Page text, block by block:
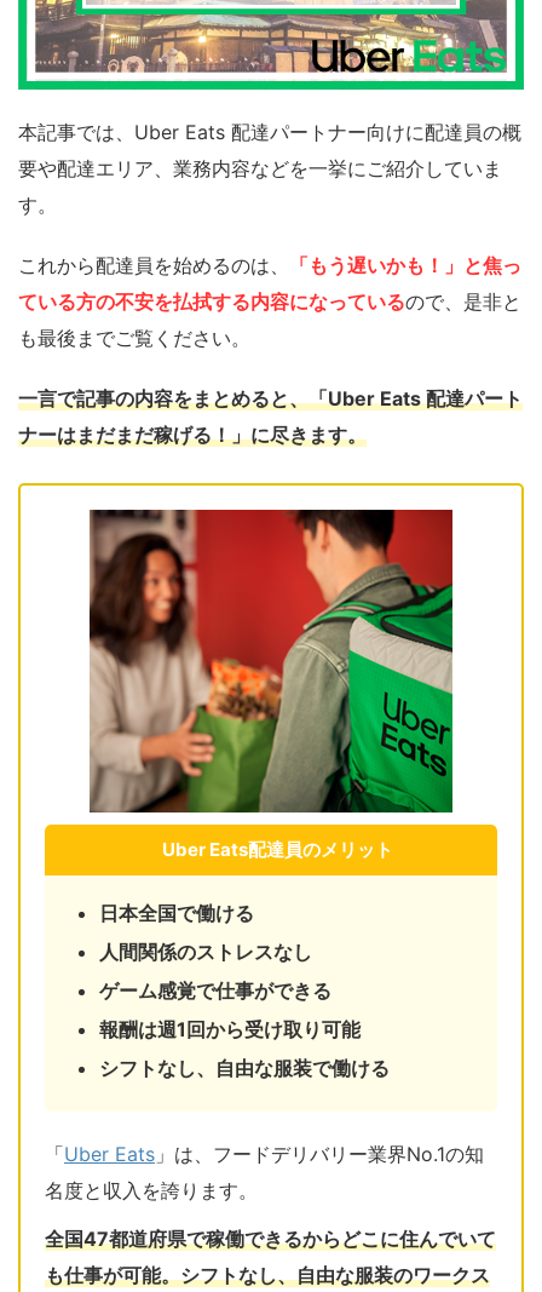
本記事では、Uber Eats 配達パートナー向けに配達員の概
要や配達エリア、業務内容などを一挙にご紹介していま
す。
これから配達員を始めるのは、
「もう遅いかも！」と焦っ
ている方の不安を払拭する内容になっているので、是非と
も最後までご覧ください。
一言で記事の内容をまとめると、「Uber Eats 配達パート
ナーはまだまだ稼げる！」に尽きます。
Uber Eats配達員のメリット
日本全国で働ける
人間関係のストレスなし
ゲーム感覚で仕事ができる
報酬は週1回から受け取り可能
シフトなし、自由な服装で働ける
「Uber Eats 」は、フードデリバリー業界No.1の知
名度と収入を誇ります。
全国47都道府県で稼働できるからどこに住んでいて
も仕事が可能。シフトなし、自由な服装のワークス